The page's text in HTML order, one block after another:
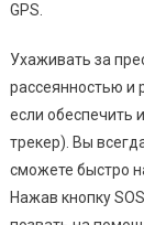
GPS.
Ухаживать за
рассеянностью и
если обеспечить
трекер). Вы
сможете быстро
Нажав кнопку